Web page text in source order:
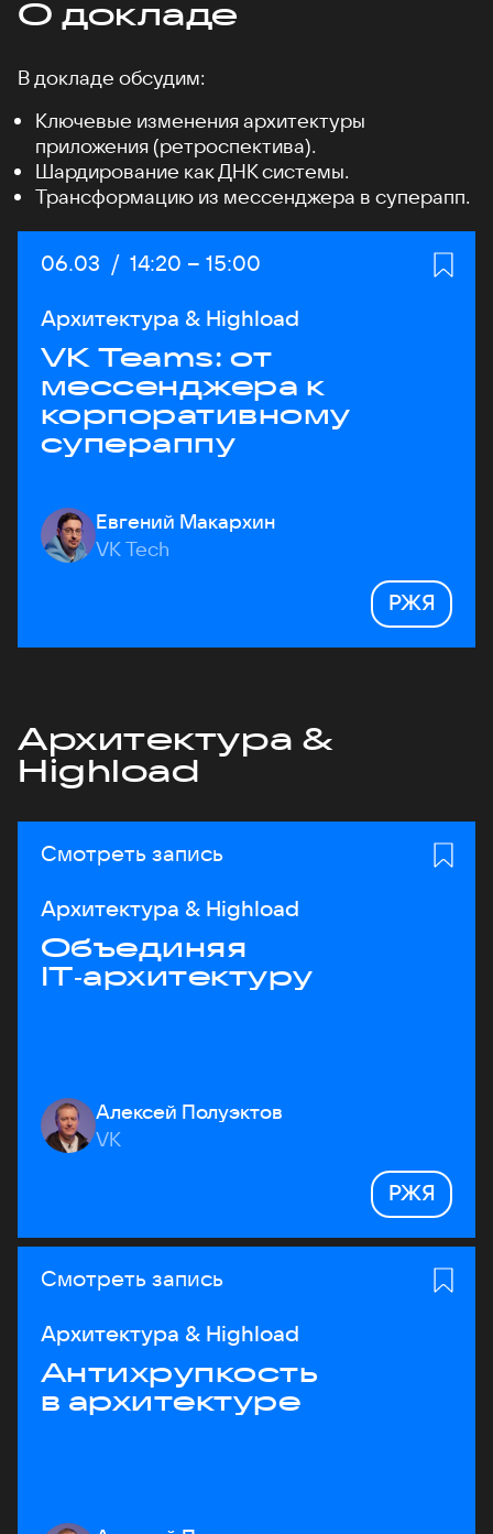
О докладе
В докладе обсудим:
Ключевые изменения архитектуры
приложения (ретроспектива).
Шардирование как ДНК системы.
Трансформацию из мессенджера в суперапп.
Дата:
06.03 / Начало:
14:20 – Конец:
15:00
Архитектура & Highload
VK Teams: от
мессенджера к
корпоративному
супераппу
Евгений Макархин
VK Tech
РЖЯ
Архитектура &
Highload
Смотреть запись
Архитектура & Highload
Объединяя
IT‑архитектуру
Алексей Полуэктов
VK
РЖЯ
Смотреть запись
Архитектура & Highload
Антихрупкость
в архитектуре